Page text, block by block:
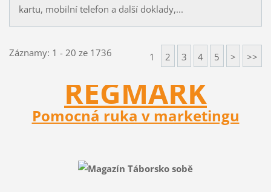
kartu, mobilní telefon a další doklady,...
Záznamy: 1 - 20 ze 1736 1 2 3 4 5 > >>
REGMARK
Pomocná ruka v marketingu